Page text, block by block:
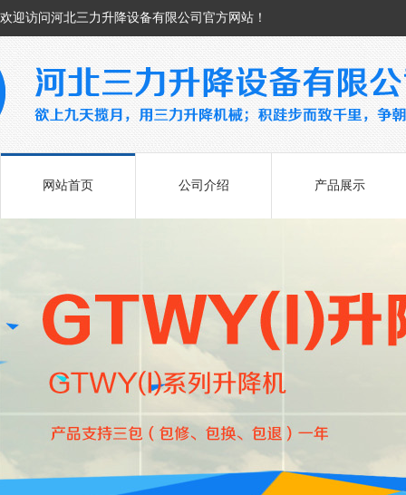
欢迎访问河北三力升降设备有限公司官方网站！
网站首页 公司介绍 产品展示